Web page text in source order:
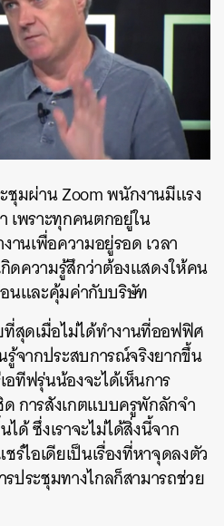
ชุมผ่านZoomพนักงานมีแรง
เพราะทุกคนตกอยู่ใน
านเพื่อความอยู่รอดเวลา
กิดความรู้สึกว่าต้องแสดงให้คน
อนและคุ้มค่ากับบริษัท
ที่สุดเมื่อไม่ได้ทำงานที่ออฟฟิศ
รู้จากประสบการณ์จริงยากขึ้น
อทีฟรุ่นน้องจะได้เห็นการ
ดการสังเกตแบบครูพักลักจำ
ได้ซึ่งเราจะไม่ได้สิ่งนี้จาก
ร์ไอเดียเป็นเรื่องที่หาจุดลงตัว
ประชุมทางไกลก็สามารถช่วย